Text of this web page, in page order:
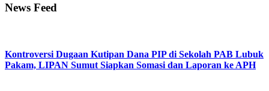
News Feed
Kontroversi Dugaan Kutipan Dana PIP di Sekolah PAB Lubuk
Pakam, LIPAN Sumut Siapkan Somasi dan Laporan ke APH